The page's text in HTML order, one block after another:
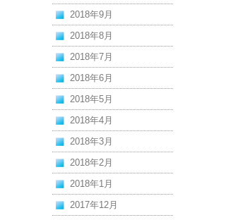
2018年9月
2018年8月
2018年7月
2018年6月
2018年5月
2018年4月
2018年3月
2018年2月
2018年1月
2017年12月